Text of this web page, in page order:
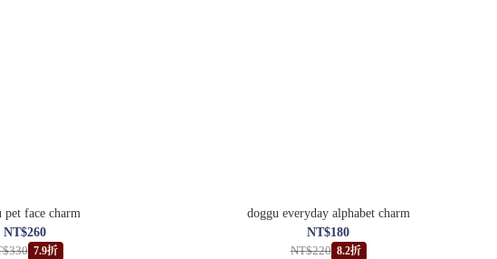
pet face charm
NT$260
7.9折
doggu everyday alphabet charm
NT$180
NT$220 8.2折